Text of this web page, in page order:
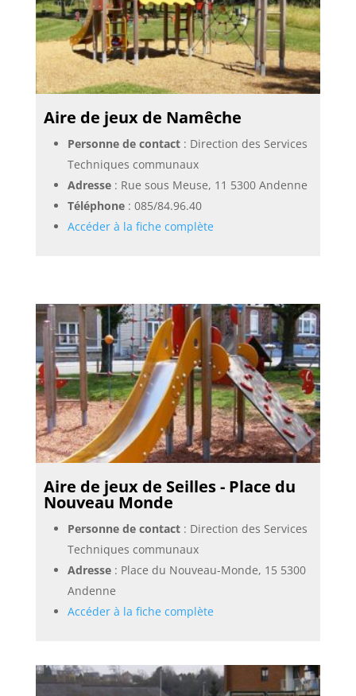
Aire de jeux de Namêche
Personne de contact: Direction des Services
Techniques communaux
Adresse: Rue sous Meuse, 11 5300 Andenne
Téléphone: 085/84.96.40
Accéder à la fiche complète
Aire de jeux de Seilles - Place du
Nouveau Monde
Personne de contact: Direction des Services
Techniques communaux
Adresse: Place du Nouveau-Monde, 15 5300
Andenne
Accéder à la fiche complète